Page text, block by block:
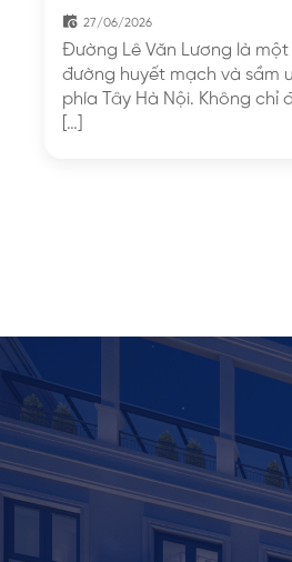
27/06/2026
Đường Lê Văn Lương là
đường huyết mạch và sầm
phía Tây Hà Nội. Không chỉ
[…]